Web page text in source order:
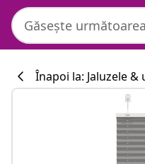
Înapoi la: Jaluzele